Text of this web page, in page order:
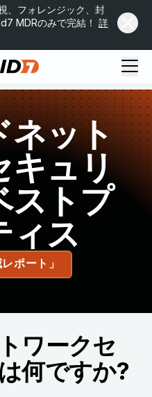
フォレンジック、封
MDRのみで完結！ 詳
ネット
キュリ
ストプ
ィス
ポート」
ワークセ
何ですか?